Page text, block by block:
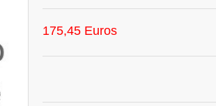
175,45 Euros